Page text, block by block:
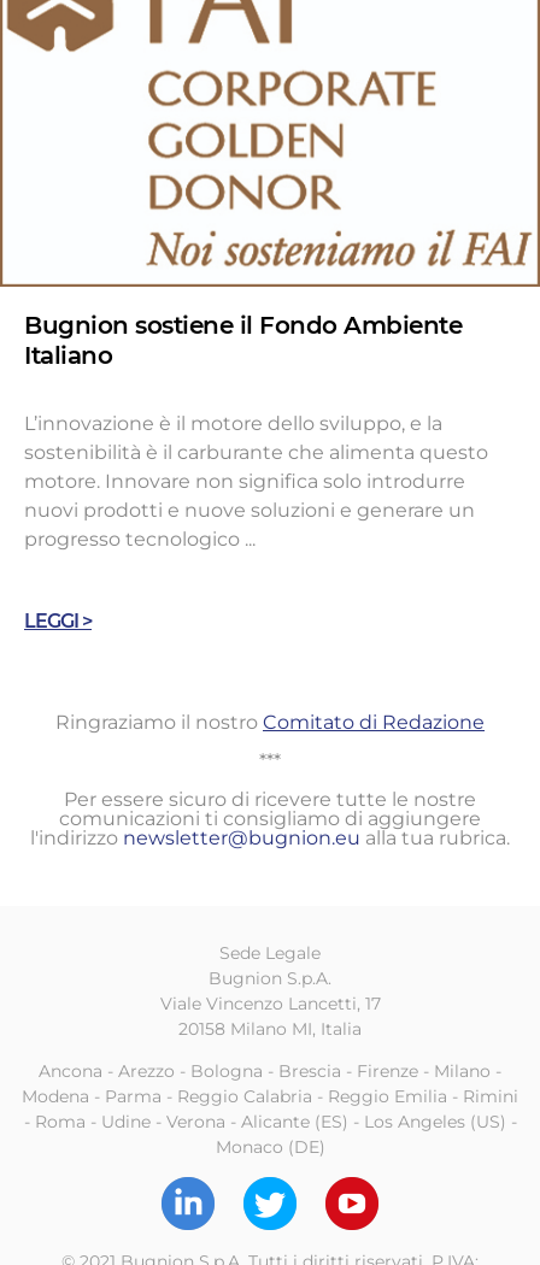
Bugnion sostiene il Fondo Ambiente
Italiano
L’innovazione è il motore dello sviluppo, e la
sostenibilità è il carburante che alimenta questo
motore. Innovare non significa solo introdurre
nuovi prodotti e nuove soluzioni e generare un
progresso tecnologico ...
LEGGI >
Ringraziamo il nostro Comitato di Redazione
***
Per essere sicuro di ricevere tutte le nostre
comunicazioni ti consigliamo di aggiungere
l'indirizzo newsletter@bugnion.eu alla tua rubrica.
Sede Legale
Bugnion S.p.A.
Viale Vincenzo Lancetti, 17
20158 Milano MI, Italia
Ancona - Arezzo - Bologna - Brescia - Firenze - Milano -
Modena - Parma - Reggio Calabria - Reggio Emilia - Rimini
- Roma - Udine - Verona - Alicante (ES) - Los Angeles (US) -
Monaco (DE)